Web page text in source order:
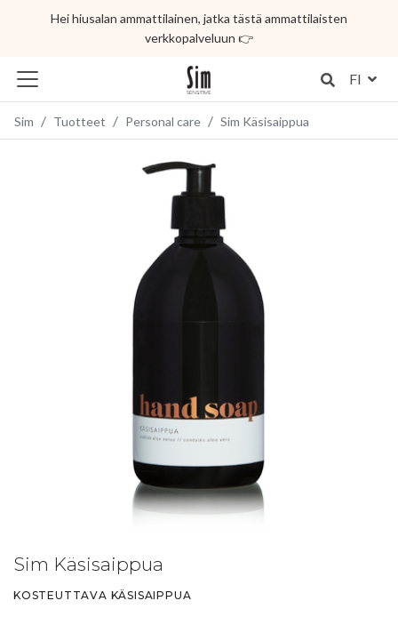
Hei hiusalan ammattilainen, jatka tästä ammattilaisten
verkkopalveluun 👉
FI
Sim Tuotteet Personal care Sim Käsisaippua
Sim Käsisaippua
KOSTEUTTAVA KÄSISAIPPUA